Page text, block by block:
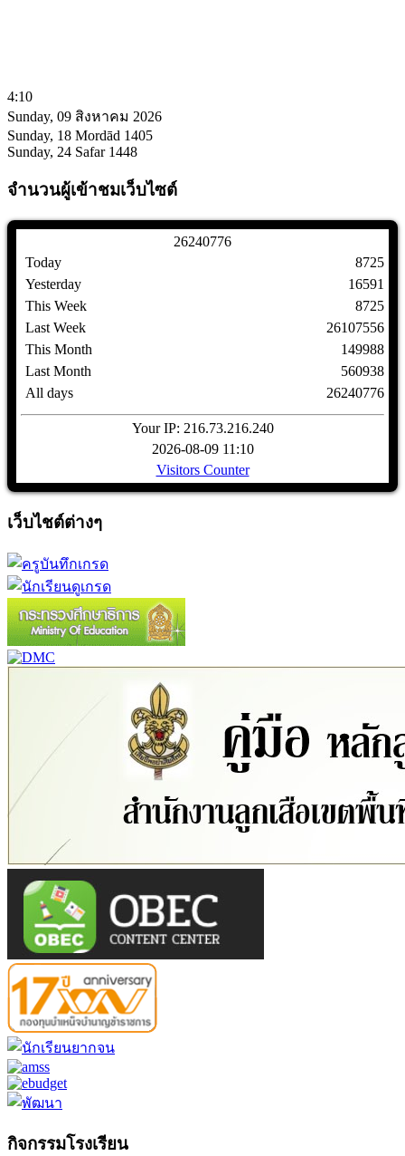
4:10
Sunday, 09 สิงหาคม 2026
Sunday, 18 Mordād 1405
Sunday, 24 Safar 1448
จำนวนผู้เข้าชมเว็บไซต์
26240776
Today
Yesterday
This Week
Last Week
This Month
Last Month
All days
8725
16591
8725
26107556
149988
560938
26240776
Your IP: 216.73.216.240
2026-08-09 11:10
Visitors Counter
เว็บไชต์ต่างๆ
กิจกรรมโรงเรียน